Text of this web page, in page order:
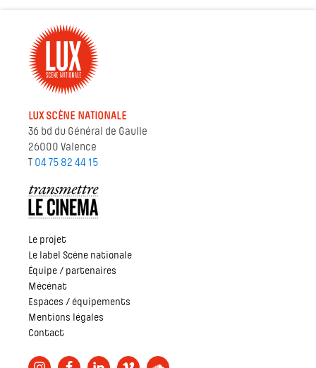
LUX SCÈNE NATIONALE
36 bd du Général de Gaulle
26000 Valence
T 04 75 82 44 15
Le projet
Le label Scène nationale
Équipe / partenaires
Mécénat
Espaces / équipements
Mentions légales
Contact